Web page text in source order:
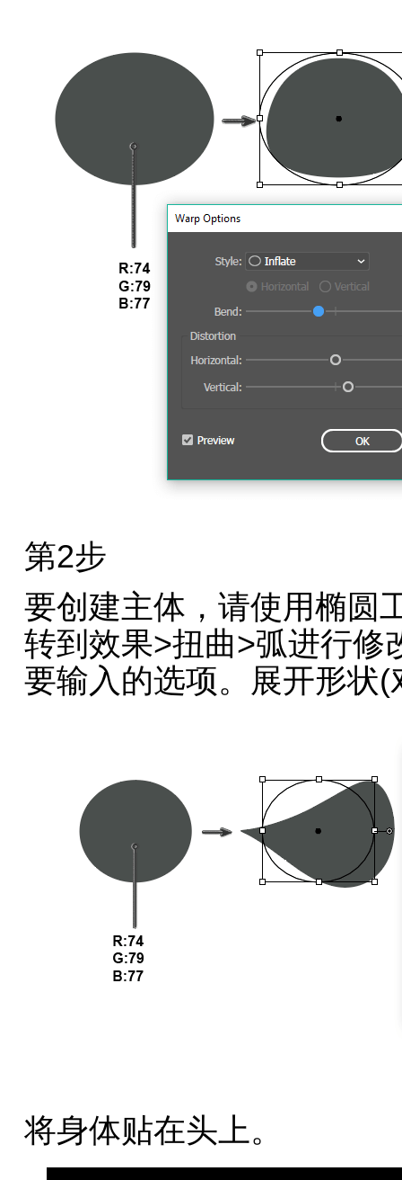
第2步
要创建主体，请使用椭圆
转到效果>扭曲>弧进行修
要输入的选项。展开形状
将身体贴在头上。